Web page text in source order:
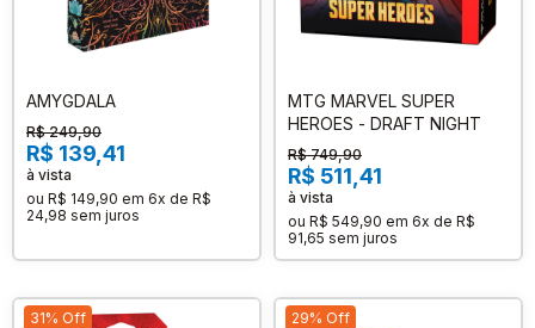
AMYGDALA
R$ 249,90
R$ 139,41
à vista
ou R$ 149,90 em 6x de R$
24,98 sem juros
MTG MARVEL SUPER
HEROES - DRAFT NIGHT
R$ 749,90
R$ 511,41
à vista
ou R$ 549,90 em 6x de R$
91,65 sem juros
31% Off 29% Off